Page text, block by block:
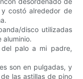
costó alrededor de
disco utilizadas
aluminio.
palo a mi padre,
son en pulgadas, y
las astillas de pino